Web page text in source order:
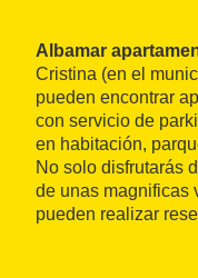
Albamar
Cristina (en el
pueden encontrar
con servicio de
en habitación,
No solo disfrutarás
de unas magnificas
pueden realizar